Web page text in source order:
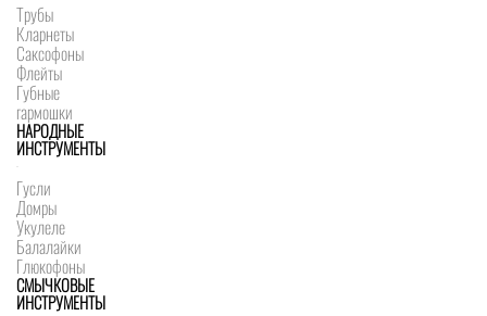
Трубы
Кларнеты
Саксофоны
Флейты
Губные
гармошки
НАРОДНЫЕ
ИНСТРУМЕНТЫ
Гусли
Домры
Укулеле
Балалайки
Глюкофоны
СМЫЧКОВЫЕ
ИНСТРУМЕНТЫ